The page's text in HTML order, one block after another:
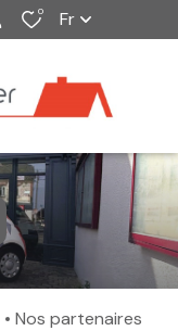
0 Fr
Nos partenaires